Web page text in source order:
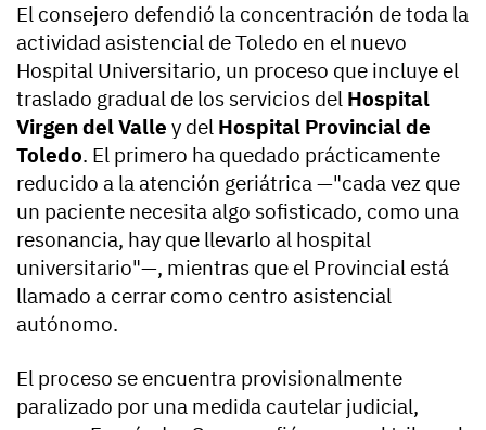
El consejero defendió la concentración de toda la
actividad asistencial de Toledo en el nuevo
Hospital Universitario, un proceso que incluye el
traslado gradual de los servicios del Hospital
Virgen del Valle y del Hospital Provincial de
Toledo. El primero ha quedado prácticamente
reducido a la atención geriátrica —"cada vez que
un paciente necesita algo sofisticado, como una
resonancia, hay que llevarlo al hospital
universitario"—, mientras que el Provincial está
llamado a cerrar como centro asistencial
autónomo.
El proceso se encuentra provisionalmente
paralizado por una medida cautelar judicial,